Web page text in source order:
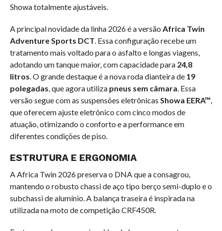
Showa totalmente ajustáveis.
A principal novidade da linha 2026 é a versão Africa Twin
Adventure Sports DCT. Essa configuração recebe um
tratamento mais voltado para o asfalto e longas viagens,
adotando um tanque maior, com capacidade para 24,8
litros. O grande destaque é a nova roda dianteira de 19
polegadas, que agora utiliza pneus sem câmara. Essa
versão segue com as suspensões eletrônicas Showa EERA™,
que oferecem ajuste eletrônico com cinco modos de
atuação, otimizando o conforto e a performance em
diferentes condições de piso.
ESTRUTURA E ERGONOMIA
A Africa Twin 2026 preserva o DNA que a consagrou,
mantendo o robusto chassi de aço tipo berço semi-duplo e o
subchassi de alumínio. A balança traseira é inspirada na
utilizada na moto de competição CRF450R.